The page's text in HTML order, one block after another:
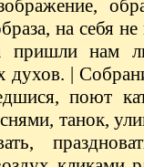
на себя
нам
духов. |
поют
танок,